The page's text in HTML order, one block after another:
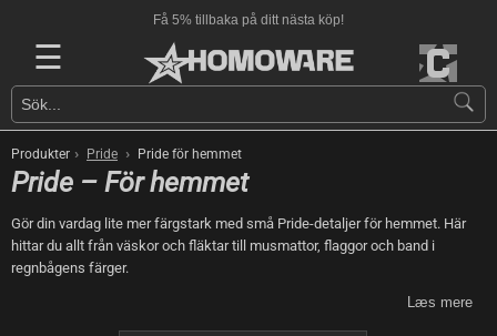
Få 5% tillbaka på ditt nästa köp!
☰
Produkter › Pride › Pride för hemmet
Pride – För hemmet
Gör din vardag lite mer färgstark med små Pride-detaljer för hemmet. Här
hittar du allt från väskor och fläktar till musmattor, flaggor och band i
regnbågens färger.
Læs mere